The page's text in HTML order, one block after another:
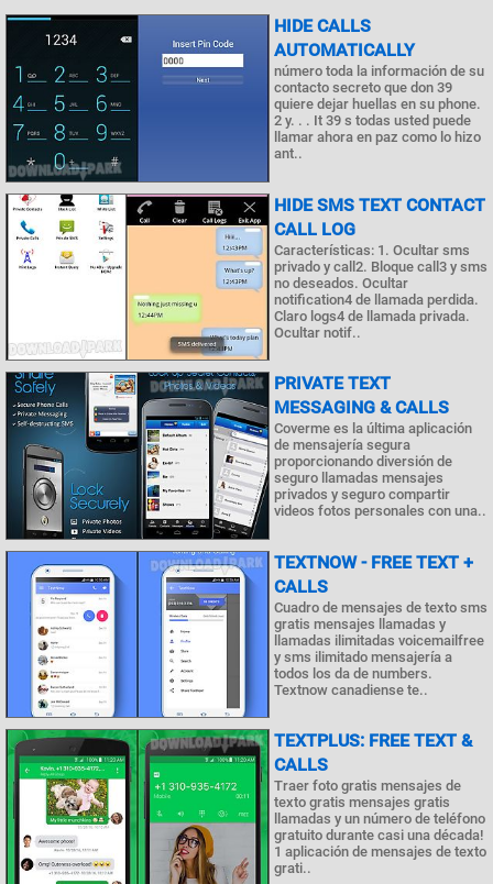
HIDE CALLS
AUTOMATICALLY
número toda la información de su
contacto secreto que don 39
quiere dejar huellas en su phone.
2 y. . . It 39 s todas usted puede
llamar ahora en paz como lo hizo
ant..
HIDE SMS TEXT CONTACT
CALL LOG
Características: 1. Ocultar sms
privado y call2. Bloque call3 y sms
no deseados. Ocultar
notification4 de llamada perdida.
Claro logs4 de llamada privada.
Ocultar notif..
PRIVATE TEXT
MESSAGING & CALLS
Coverme es la última aplicación
de mensajería segura
proporcionando diversión de
seguro llamadas mensajes
privados y seguro compartir
videos fotos personales con una..
TEXTNOW - FREE TEXT +
CALLS
Cuadro de mensajes de texto sms
gratis mensajes llamadas y
llamadas ilimitadas voicemailfree
y sms ilimitado mensajería a
todos los da de numbers.
Textnow canadiense te..
TEXTPLUS: FREE TEXT &
CALLS
Traer foto gratis mensajes de
texto gratis mensajes gratis
llamadas y un número de teléfono
gratuito durante casi una década!
1 aplicación de mensajes de texto
grati..